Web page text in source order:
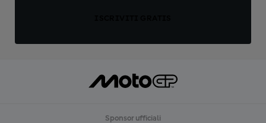
Sponsor ufficiali